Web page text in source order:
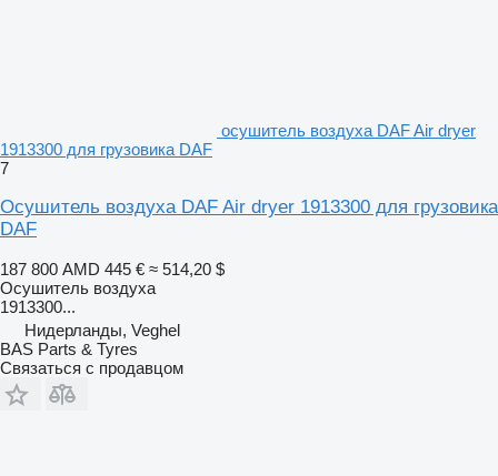
осушитель воздуха DAF Air dryer
1913300 для грузовика DAF
7
Осушитель воздуха DAF Air dryer 1913300 для грузовика
DAF
187 800 AMD 445 € ≈ 514,20 $
Осушитель воздуха
1913300...
Нидерланды, Veghel
BAS Parts & Tyres
Связаться с продавцом